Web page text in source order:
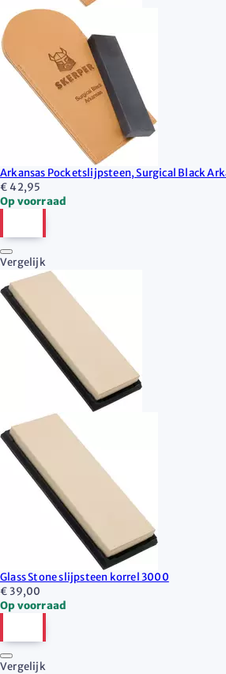
Arkansas Pocketslijpsteen, Surgical Black
€ 42,95
Op voorraad
Vergelijk
Glass Stone slijpsteen korrel 3000
€ 39,00
Op voorraad
Vergelijk